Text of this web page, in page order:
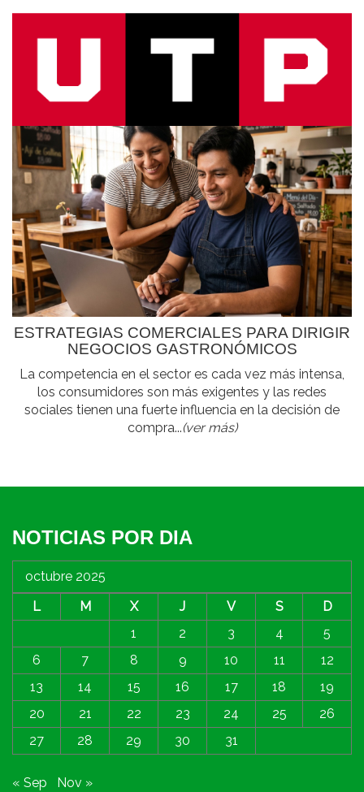
ESTRATEGIAS COMERCIALES PARA DIRIGIR
NEGOCIOS GASTRONÓMICOS
La competencia en el sector es cada vez más intensa,
los consumidores son más exigentes y las redes
sociales tienen una fuerte influencia en la decisión de
compra...(ver más)
NOTICIAS POR DIA
octubre 2025
L
M X J V S
D
1
2 3 4
5
6
7 8 9 10 11
12
13
14 15 16 17 18
19
20
21 22 23 24 25
26
27
28 29 30 31
« Sep Nov »